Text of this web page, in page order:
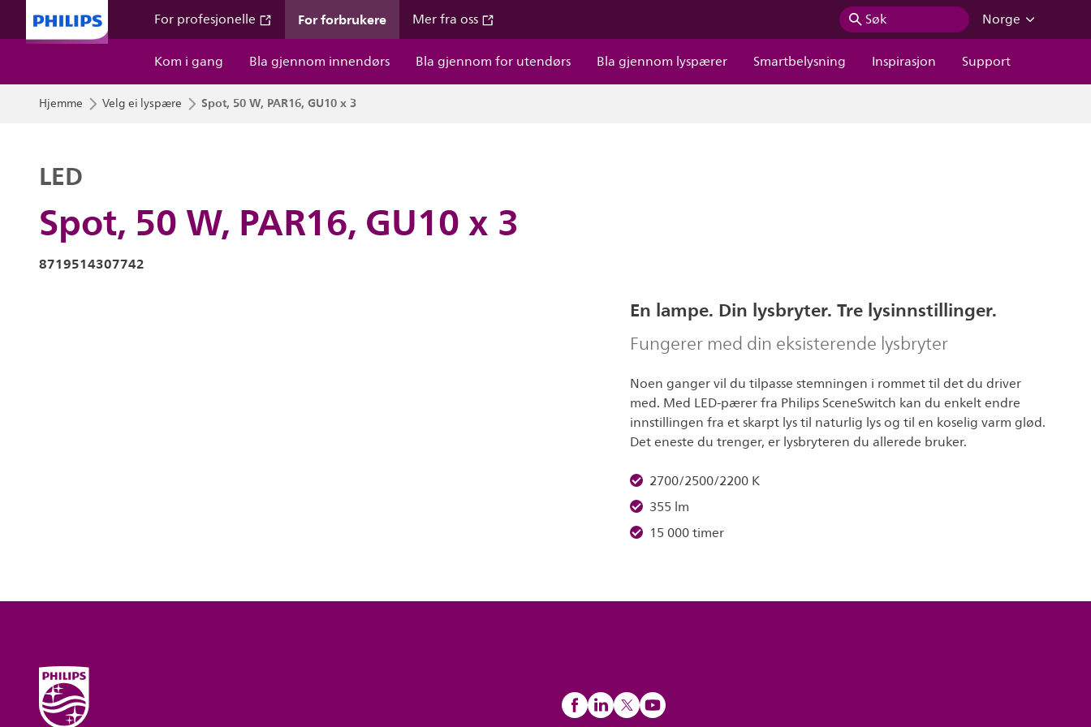
For profesjonelle For forbrukere Mer fra oss Søk
Norge
Kom i gang
Bla gjennom innendørs Bla gjennom for utendørs Bla gjennom lyspærer Smartbelysning Inspirasjon Support
Hjemme Velg ei lyspære Spot, 50 W, PAR16, GU10 x 3
Spot, 50 W, PAR16, GU10 x 3
LED
8719514307742
En lampe. Din lysbryter. Tre lysinnstillinger.
Fungerer med din eksisterende lysbryter
Noen ganger vil du tilpasse stemningen i rommet til det du driver
med. Med LED-pærer fra Philips SceneSwitch kan du enkelt endre
innstillingen fra et skarpt lys til naturlig lys og til en koselig varm glød.
Det eneste du trenger, er lysbryteren du allerede bruker.
2700/2500/2200 K
355 lm
15 000 timer